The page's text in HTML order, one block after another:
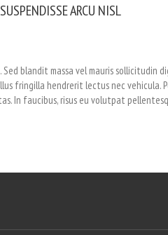
SUSPENDISSE ARCU NISL
blandit massa vel mauris sollicitudin
fringilla hendrerit lectus nec
In faucibus, risus eu volutpat